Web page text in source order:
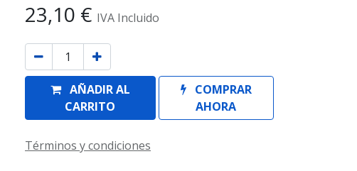
23,10 € IVA Incluido
AÑADIR AL
CARRITO
COMPRAR
AHORA
Términos y condiciones